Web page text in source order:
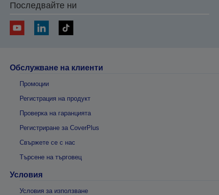
Последвайте ни
Обслужване на клиенти
Промоции
Регистрация на продукт
Проверка на гаранцията
Регистриране за CoverPlus
Свържете се с нас
Търсене на търговец
Условия
Условия за използване